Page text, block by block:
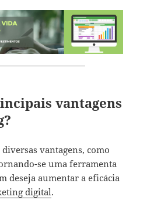
vantagens
vantagens, como
se uma ferramenta
deseja aumentar a eficácia
digital.